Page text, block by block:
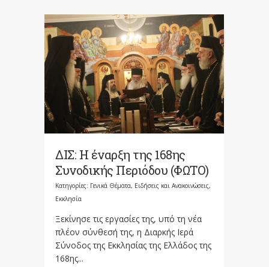
ΔΙΣ: Η έναρξη της 168ης
Συνοδικής Περιόδου (ΦΩΤΟ)
Κατηγορίες: Γενικά Θέματα, Ειδήσεις και Ανακοινώσεις,
Εκκλησία
Ξεκίνησε τις εργασίες της, υπό τη νέα
πλέον σύνθεσή της, η Διαρκής Ιερά
Σύνοδος της Εκκλησίας της Ελλάδος της
168ης...